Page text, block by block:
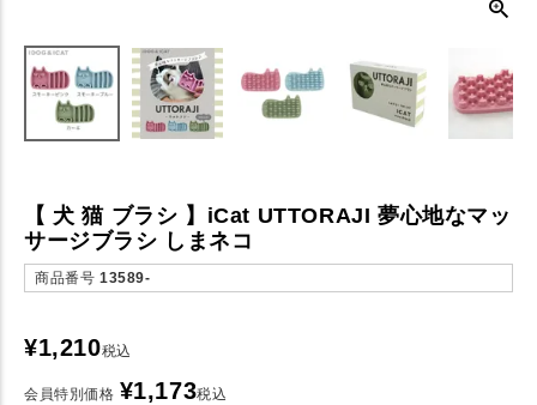
【 犬 猫 ブラシ 】iCat UTTORAJI 夢心地なマッ
サージブラシ しまネコ
商品番号 13589-
¥1,210税込
会員特別価格 ¥1,173税込